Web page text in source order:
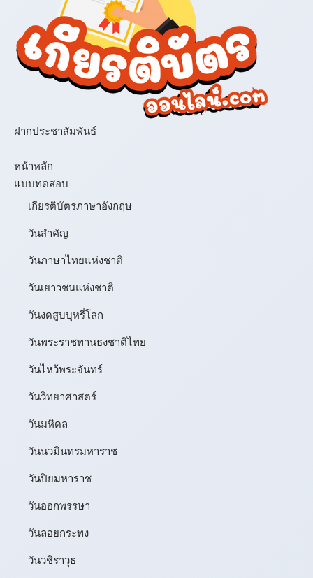
ฝากประชาสัมพันธ์
หน้าหลัก
แบบทดสอบ
เกียรติบัตรภาษาอังกฤษ
วันสำคัญ
วันภาษาไทยแห่งชาติ
วันเยาวชนแห่งชาติ
วันงดสูบบุหรี่โลก
วันพระราชทานธงชาติไทย
วันไหว้พระจันทร์​
วันวิทยาศาสตร์
วันมหิดล
วันนวมินทรมหาราช
วันปิยมหาราช
วันออกพรรษา
วันลอยกระทง
วันวชิราวุธ